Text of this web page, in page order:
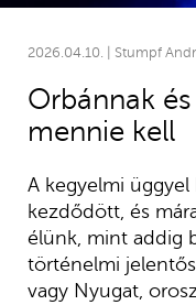
2026.04.10. | Stumpf
Orbánnak
mennie kell
A kegyelmi
kezdődött, és
élünk, mint addig
történelmi
vagy Nyugat,